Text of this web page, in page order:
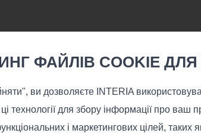
ФАЙЛІВ COOKIE
ви дозволяєте INTERIA
технології для збору інформації про
і маркетингових цілей,